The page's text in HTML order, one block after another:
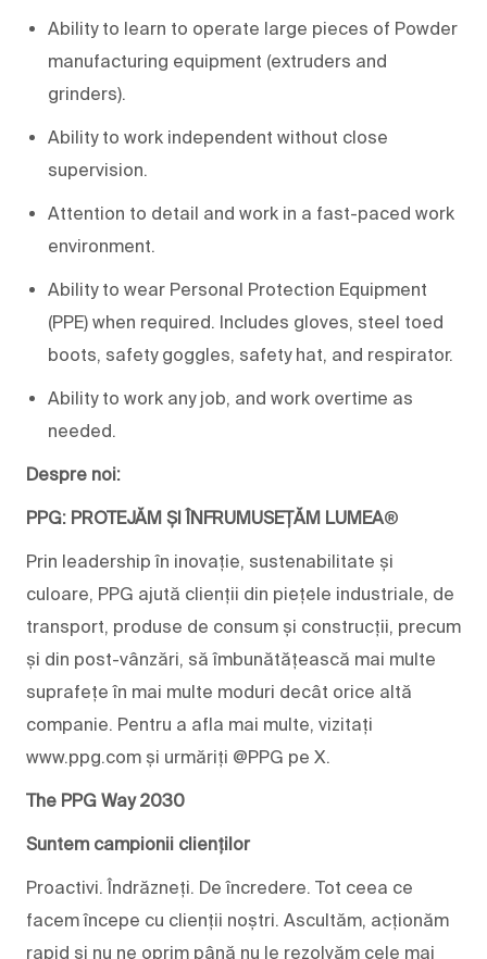
Ability to learn to operate large pieces of Powder
manufacturing equipment (extruders and
grinders).
Ability to work independent without close
supervision.
Attention to detail and work in a fast-paced work
environment.
Ability to wear Personal Protection Equipment
(PPE) when required. Includes gloves, steel toed
boots, safety goggles, safety hat, and respirator.
Ability to work any job, and work overtime as
needed.
Despre noi:
PPG: PROTEJĂM ȘI ÎNFRUMUSEȚĂM LUMEA®
Prin leadership în inovație, sustenabilitate și
culoare, PPG ajută clienții din piețele industriale, de
transport, produse de consum și construcții, precum
și din post-vânzări, să îmbunătățească mai multe
suprafețe în mai multe moduri decât orice altă
companie. Pentru a afla mai multe, vizitați
www.ppg.com și urmăriți @PPG pe X.
The PPG Way 2030
Suntem campionii clienților
Proactivi. Îndrăzneți. De încredere. Tot ceea ce
facem începe cu clienții noștri. Ascultăm, acționăm
rapid și nu ne oprim până nu le rezolvăm cele mai